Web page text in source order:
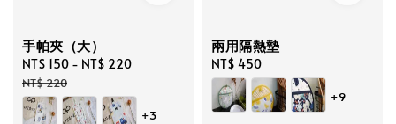
手帕夾（大）
Sale
price
NT$ 150 - NT$ 220
NT$ 220
+3
兩用隔熱墊
Regular
price
NT$ 450
+9